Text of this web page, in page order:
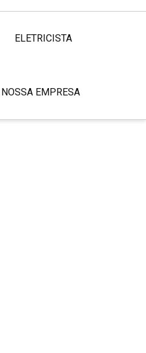
ELETRICISTA
NOSSA EMPRESA